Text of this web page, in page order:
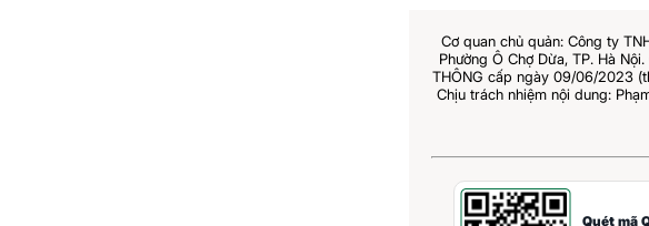
Cơ quan chủ quản: Công ty
Phường Ô Chợ Dừa, TP. Hà
THÔNG cấp ngày 09/06/2023
Chịu trách nhiệm nội dung:
Quét mã